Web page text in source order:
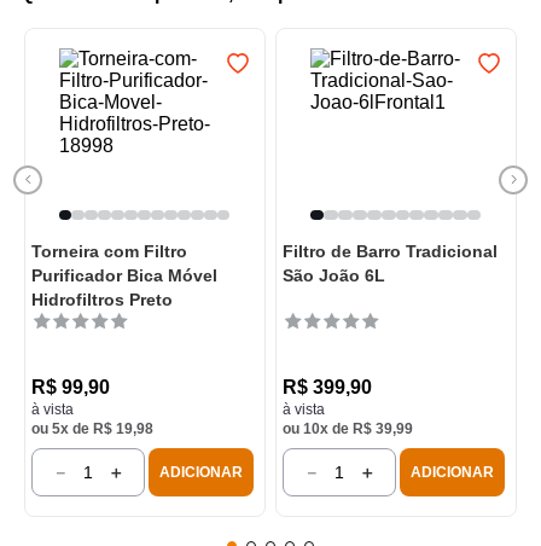
Torneira com Filtro
Purificador Bica Móvel
Hidrofiltros Preto
R$ 99,90
à vista
ou 5x de R$ 19,98
＋
－ ADICIONAR
Filtro de Barro Tradicional
São João 6L
R$ 399,90
à vista
ou 10x de R$ 39,99
＋
－ ADICIONAR